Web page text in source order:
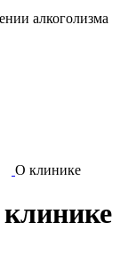
алкоголизма
О клинике